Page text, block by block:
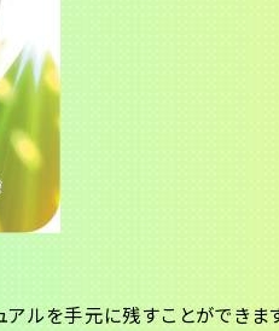
ルを手元に残すことができま